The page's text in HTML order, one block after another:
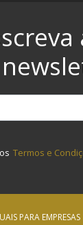
Termos e
PARA EMPRESAS